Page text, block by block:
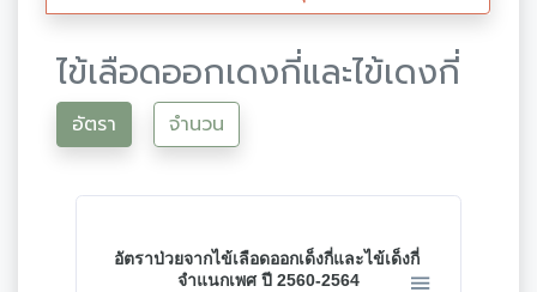
ไข้เลือดออกเดงกี่และไข้เดงกี่
อัตรา จำนวน